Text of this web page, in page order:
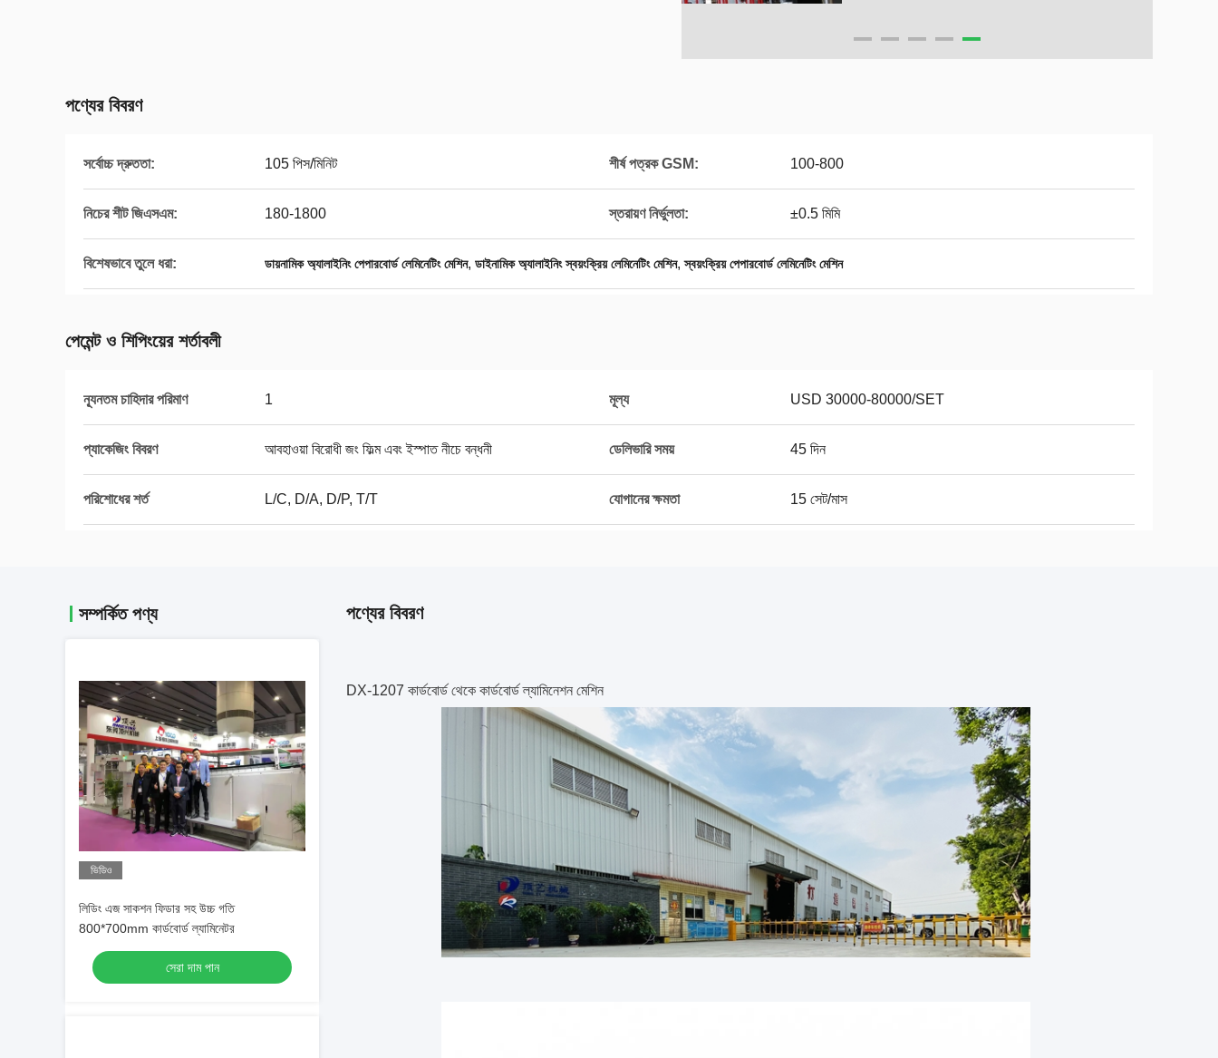
পণ্যের বিবরণ
সর্বোচ্চ দ্রুততা: 105 পিস/মিনিট শীর্ষ পত্রক GSM: 100-800
নিচের শীট জিএসএম: 180-1800 স্তরায়ণ নির্ভুলতা: ±0.5 মিমি
বিশেষভাবে তুলে ধরা: ডায়নামিক অ্যালাইনিং পেপারবোর্ড লেমিনেটিং মেশিন, ডাইনামিক অ্যালাইনিং স্বয়ংক্রিয় লেমিনেটিং মেশিন,স্বয়ংক্রিয় পেপারবোর্ড লেমিনেটিং মেশিন
পেমেন্ট ও শিপিংয়ের শর্তাবলী
ন্যূনতম চাহিদার পরিমাণ 1 মূল্য USD 30000-80000/SET
প্যাকেজিং বিবরণ আবহাওয়া বিরোধী জং ফিল্ম এবং ইস্পাত নীচে বন্ধনী ডেলিভারি সময় 45 দিন
পরিশোধের শর্ত L/C, D/A, D/P, T/T যোগানের ক্ষমতা 15 সেট/মাস
সম্পর্কিত পণ্য
ভিডিও
লিডিং এজ সাকশন ফিডার সহ উচ্চ গতি
800*700mm কার্ডবোর্ড ল্যামিনেটর
সেরা দাম পান
পণ্যের বিবরণ
DX-1207 কার্ডবোর্ড থেকে কার্ডবোর্ড ল্যামিনেশন মেশিন